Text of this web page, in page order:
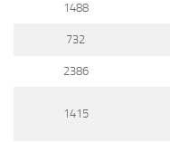
1488
732
2386
1415